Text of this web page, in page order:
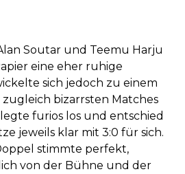
Soutar und Teemu Harju
eine eher ruhige
sich jedoch zu einem
bizarrsten Matches
furios los und entschied
jeweils klar mit 3:0 für sich.
stimmte perfekt,
von der Bühne und der